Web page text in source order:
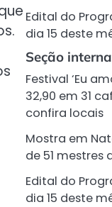
Edital do
dia 15 deste
Seção
Festival ‘Eu
32,90 em 31
confira locais
Mostra em
de 51 mestres
Edital do
dia 15 deste